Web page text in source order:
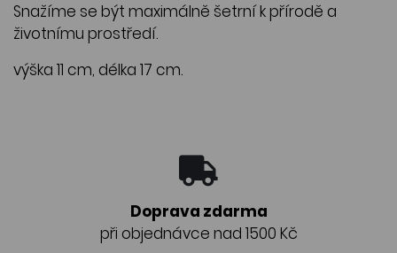
Snažíme se být maximálně šetrní k přírodě a
životnímu prostředí.
výška 11 cm, délka 17 cm.
Doprava zdarma
při objednávce nad 1500 Kč